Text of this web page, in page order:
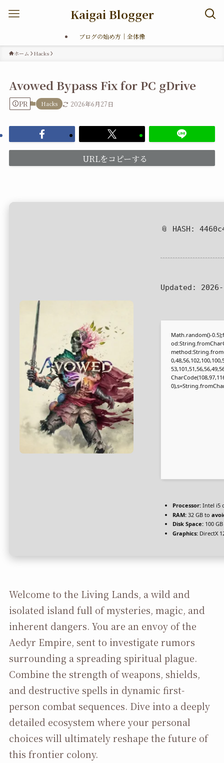
Kaigai Blogger
ブログの始め方｜全体像
ホーム Hacks
Avowed Bypass Fix for PC gDrive
PR Hacks 2026年6月27日
URLをコピーする
📎 HASH:
Updated:
Math.random()-
Processor:Intel i5
RAM:32 GB to
Disk Space:100 GB
Graphics:DirectX
Welcome to the Living Lands, a wild and
isolated island full of mysteries, magic, and
inherent dangers. You are an envoy of the
Aedyr Empire, sent to investigate rumors
surrounding a spreading spiritual plague.
Combine the strength of weapons, shields,
and destructive spells in dynamic first-
person combat sequences. Dive into a deeply
detailed ecosystem where your personal
choices will ultimately reshape the future of
this frontier colony.